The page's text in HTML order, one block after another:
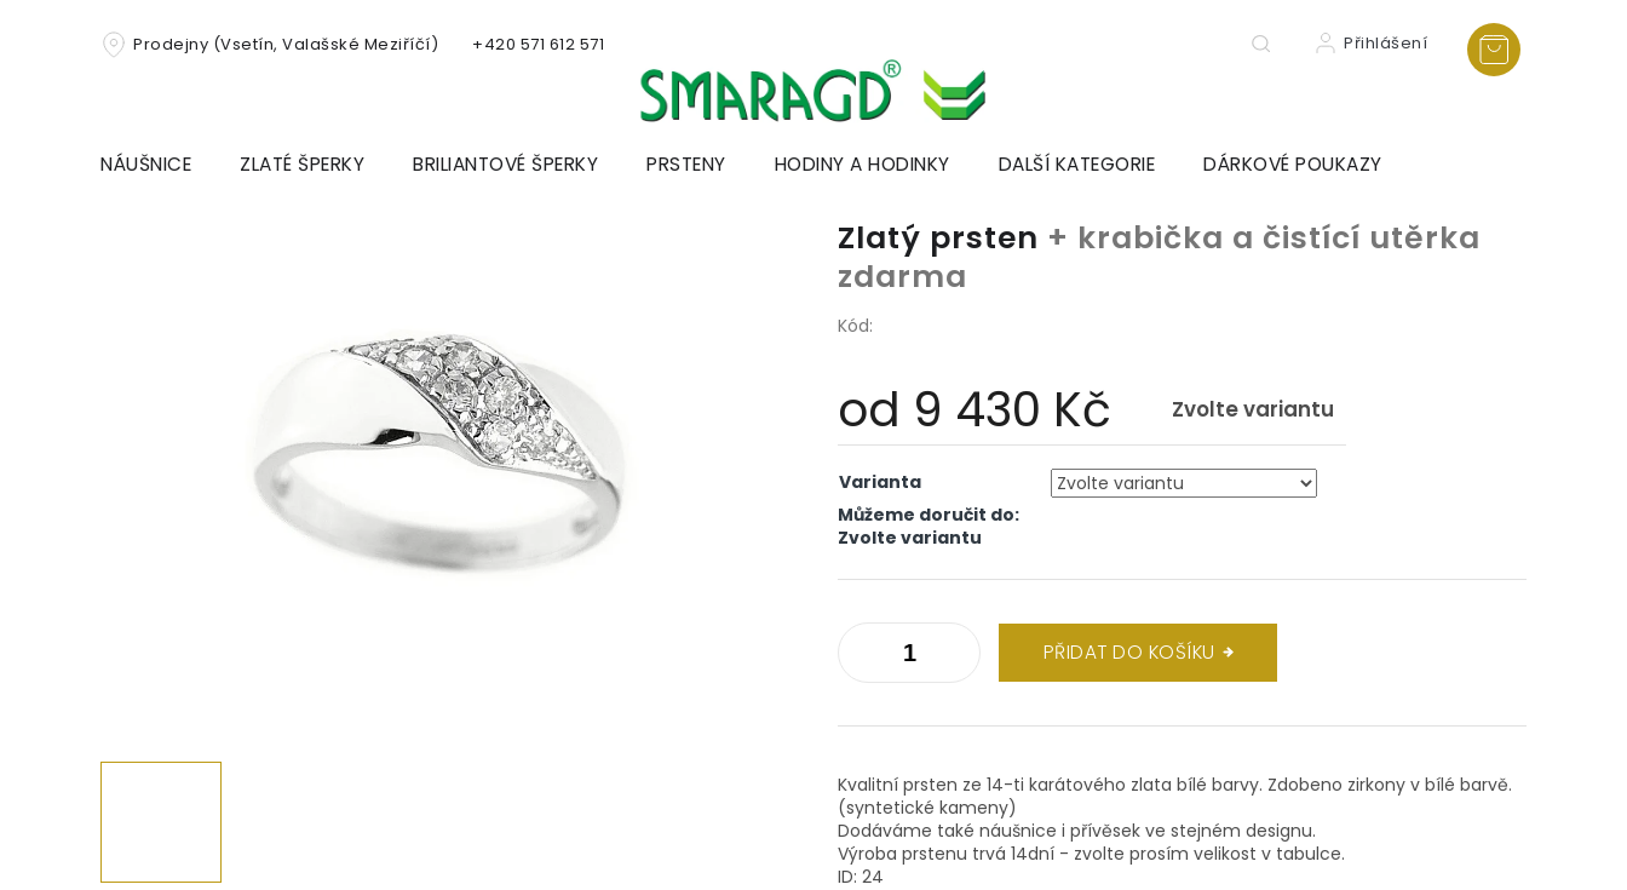
Prodejny (Vsetín, Valašské Meziříčí) +420 571 612 571 Přihlášení
NÁUŠNICE ZLATÉ ŠPERKY BRILIANTOVÉ ŠPERKY PRSTENY HODINY A HODINKY DALŠÍ KATEGORIE DÁRKOVÉ POUKAZY
Zlatý prsten + krabička a čistící utěrka
zdarma
Kód:
od 9 430 Kč Zvolte variantu
cena:
Varianta
Můžeme doručit do:
Zvolte variantu
PŘIDAT DO KOŠÍKU
Kvalitní prsten ze 14-ti karátového zlata bílé barvy. Zdobeno zirkony v bílé barvě.
(syntetické kameny)
Dodáváme také náušnice i přívěsek ve stejném designu.
Výroba prstenu trvá 14dní - zvolte prosím velikost v tabulce.
ID: 24